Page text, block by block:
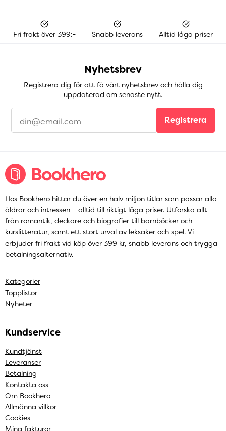
Fri frakt över 399:- Snabb leverans Alltid låga priser
Nyhetsbrev
Registrera dig för att få vårt nyhetsbrev och hålla dig
uppdaterad om senaste nytt.
Registrera
Hos Bookhero hittar du över en halv miljon titlar som passar alla
åldrar och intressen – alltid till riktigt låga priser. Utforska allt
från romantik, deckare och biografier till barnböcker och
kurslitteratur, samt ett stort urval av leksaker och spel. Vi
erbjuder fri frakt vid köp över 399 kr, snabb leverans och trygga
betalningsalternativ.
Kategorier
Topplistor
Nyheter
Kundservice
Kundtjänst
Leveranser
Betalning
Kontakta oss
Om Bookhero
Allmänna villkor
Cookies
Mina fakturor